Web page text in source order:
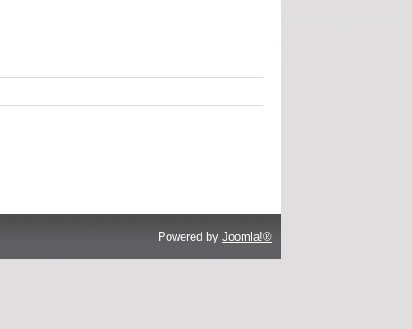
Powered by Joomla!®